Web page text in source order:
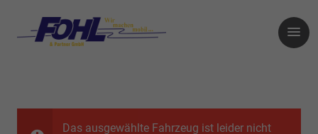
Das ausgewählte Fahrzeug ist leider nicht